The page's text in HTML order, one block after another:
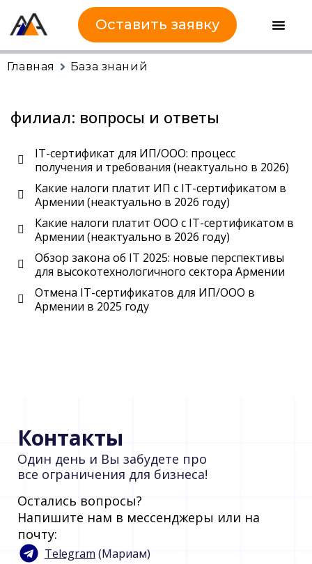
Оставить заявку
Главная База знаний
филиал: вопросы и ответы
IT-сертификат для ИП/ООО: процесс
получения и требования (неактуально в 2026)
Какие налоги платит ИП с IT-сертификатом в
Армении (неактуально в 2026 году)
Какие налоги платит ООО с IT-сертификатом в
Армении (неактуально в 2026 году)
Обзор закона об IT 2025: новые перспективы
для высокотехнологичного сектора Армении
Отмена IT-сертификатов для ИП/ООО в
Армении в 2025 году
Контакты
Один день и Вы забудете про
все ограничения для бизнеса!
Остались вопросы?
Напишите нам в мессенджеры или на
почту:
Telegram (Мариам)